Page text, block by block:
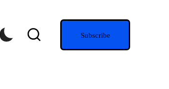
Subscribe